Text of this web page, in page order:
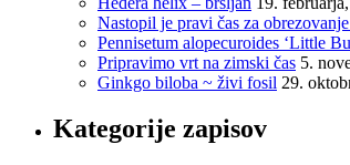
Nastopil je pravi čas za
Pennisetum alopecuroides ‘Little
Pripravimo vrt na zimski čas 5.
Ginkgo biloba ~ živi fosil 29.
Kategorije zapisov